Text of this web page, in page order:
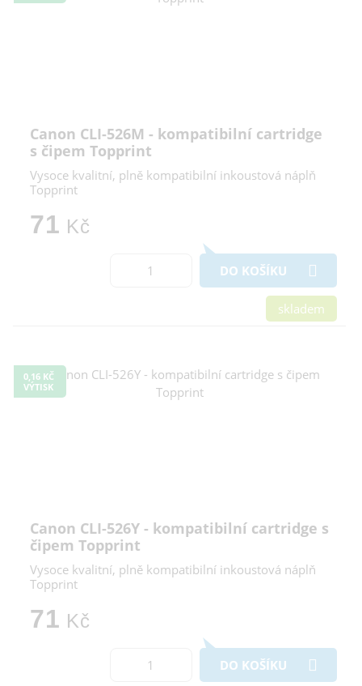
Canon CLI-526M - kompatibilní cartridge
s čipem Topprint
Vysoce kvalitní, plně kompatibilní inkoustová náplň
Topprint
71 Kč
DO KOŠÍKU
skladem
0,16 KČ
VÝTISK
Canon CLI-526Y - kompatibilní cartridge s
čipem Topprint
Vysoce kvalitní, plně kompatibilní inkoustová náplň
Topprint
71 Kč
DO KOŠÍKU